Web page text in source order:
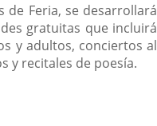
de Feria, se desarrollará
gratuitas que incluirá
y adultos, conciertos al
y recitales de poesía.